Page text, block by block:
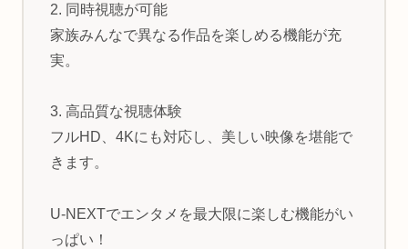
2. 同時視聴が可能
家族みんなで異なる作品を楽しめる機能が充
実。
3. 高品質な視聴体験
フルHD、4Kにも対応し、美しい映像を堪能で
きます。
U-NEXTでエンタメを最大限に楽しむ機能がい
っぱい！